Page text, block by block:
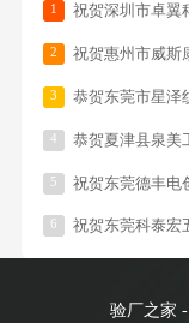
1 祝贺深圳市卓翼
2 祝贺惠州市威斯
3 恭贺东莞市星泽
4 恭贺夏津县泉美
5 祝贺东莞德丰电
6 祝贺东莞科泰宏
验厂之家